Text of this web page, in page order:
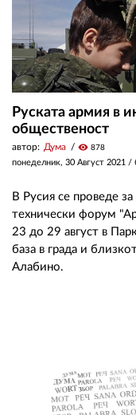
Руската армия в
общественост
автор: Дума visibility 878
понеделник, 30 Август 2021 /
В Русия се проведе
технически форум
23 до 29 август в
база в града и
Алабино.